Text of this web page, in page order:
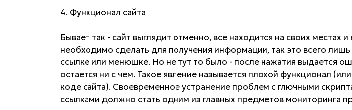
4. Функционал сайта
Бывает так - сайт выглядит отменно, все находится на своих местах
необходимо сделать для получения информации, так это всего лишь
ссылке или менюшке. Но не тут то было - после нажатия выдается
остается ни с чем. Такое явление называется плохой функционал
коде сайта). Своевременное устранение проблем с глючными
ссылками должно стать одним из главных предметов мониторинга